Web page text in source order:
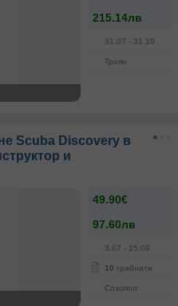
215.14лв
31.07 - 31.10
Троян
Scuba Discovery в
и
49.90€
97.60лв
3.07 - 15.09
10 грабнати
Созопол